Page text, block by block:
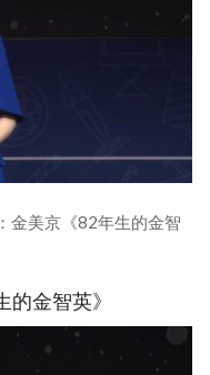
金美京《82年生的金智
金智英》